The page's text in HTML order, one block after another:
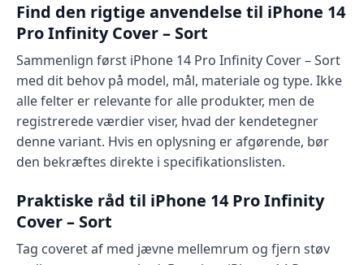
Find den rigtige anvendelse til iPhone 14
Pro Infinity Cover – Sort
Sammenlign først iPhone 14 Pro Infinity Cover – Sort
med dit behov på model, mål, materiale og type. Ikke
alle felter er relevante for alle produkter, men de
registrerede værdier viser, hvad der kendetegner
denne variant. Hvis en oplysning er afgørende, bør
den bekræftes direkte i specifikationslisten.
Praktiske råd til iPhone 14 Pro Infinity
Cover – Sort
Tag coveret af med jævne mellemrum og fjern støv